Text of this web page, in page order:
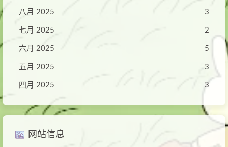
八月 2025 3
七月 2025 2
六月 2025 5
五月 2025 3
四月 2025 3
网站信息